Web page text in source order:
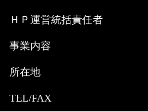
ＨＰ運営統括責任者
事業内容 オートバイ
所在地 〒260-0006
TEL/FAX TEL ０４３